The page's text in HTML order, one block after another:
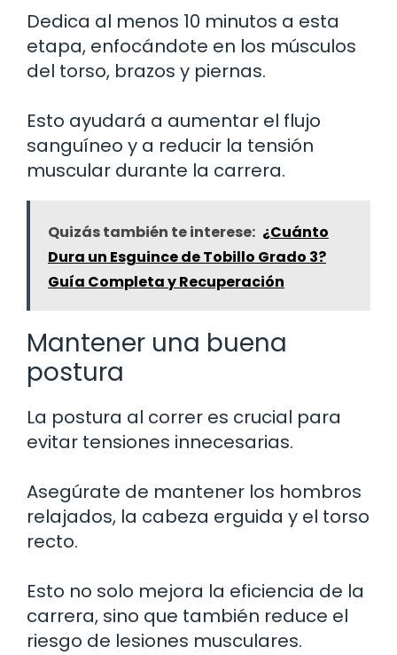
Dedica al menos 10 minutos a esta
etapa, enfocándote en los músculos
del torso, brazos y piernas.
Esto ayudará a aumentar el flujo
sanguíneo y a reducir la tensión
muscular durante la carrera.
Quizás también te interese: ¿Cuánto
Dura un Esguince de Tobillo Grado 3?
Guía Completa y Recuperación
Mantener una buena
postura
La postura al correr es crucial para
evitar tensiones innecesarias.
Asegúrate de mantener los hombros
relajados, la cabeza erguida y el torso
recto.
Esto no solo mejora la eficiencia de la
carrera, sino que también reduce el
riesgo de lesiones musculares.